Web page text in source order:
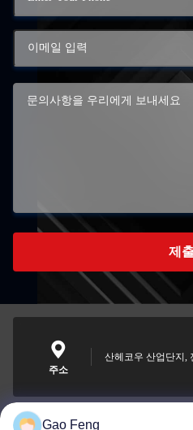
제
주소
산헤코우 산업단지,
Gao Feng